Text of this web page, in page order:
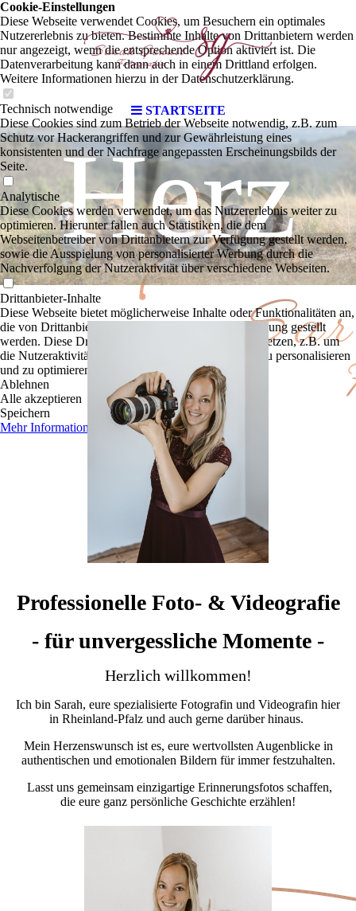
STARTSEITE
mit
Herz
Professionelle Foto- & Videografie
- für unvergessliche Momente -
Herzlich willkommen!
Ich bin Sarah, eure spezialisierte Fotografin und Videografin hier
in Rheinland-Pfalz und auch gerne darüber hinaus.
Mein Herzenswunsch ist es, eure wertvollsten Augenblicke in
authentischen und emotionalen Bildern für immer festzuhalten.
Lasst uns gemeinsam einzigartige Erinnerungsfotos schaffen,
die eure ganz persönliche Geschichte erzählen!
Cookie-Einstellungen
Diese Webseite verwendet Cookies, um Besuchern ein optimales
Nutzererlebnis zu bieten. Bestimmte Inhalte von Drittanbietern werden
nur angezeigt, wenn die entsprechende Option aktiviert ist. Die
Datenverarbeitung kann dann auch in einem Drittland erfolgen.
Weitere Informationen hierzu in der Datenschutzerklärung.
Technisch notwendige
Diese Cookies sind zum Betrieb der Webseite notwendig, z.B. zum
Schutz vor Hackerangriffen und zur Gewährleistung eines
konsistenten und der Nachfrage angepassten Erscheinungsbilds der
Seite.
Analytische
Diese Cookies werden verwendet, um das Nutzererlebnis weiter zu
optimieren. Hierunter fallen auch Statistiken, die dem
Webseitenbetreiber von Drittanbietern zur Verfügung gestellt werden,
sowie die Ausspielung von personalisierter Werbung durch die
Nachverfolgung der Nutzeraktivität über verschiedene Webseiten.
Drittanbieter-Inhalte
Diese Webseite bietet möglicherweise Inhalte oder Funktionalitäten an,
die von Drittanbietern eigenverantwortlich zur Verfügung gestellt
werden. Diese Drittanbieter können eigene Cookies setzen, z.B. um
die Nutzeraktivität zu verfolgen oder ihre Angebote zu personalisieren
und zu optimieren.
Ablehnen
Alle akzeptieren
Speichern
Mehr Informationen